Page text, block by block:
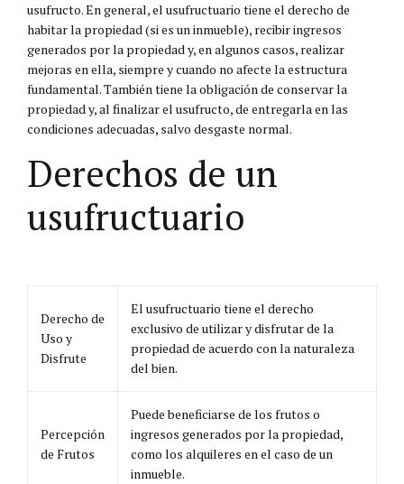
usufructo. En general, el usufructuario tiene el derecho de
habitar la propiedad (si es un inmueble), recibir ingresos
generados por la propiedad y, en algunos casos, realizar
mejoras en ella, siempre y cuando no afecte la estructura
fundamental. También tiene la obligación de conservar la
propiedad y, al finalizar el usufructo, de entregarla en las
condiciones adecuadas, salvo desgaste normal.
Derechos de un
usufructuario
Derecho de
Uso y
Disfrute
El usufructuario tiene el derecho
exclusivo de utilizar y disfrutar de la
propiedad de acuerdo con la naturaleza
del bien.
Percepción
de Frutos
Puede beneficiarse de los frutos o
ingresos generados por la propiedad,
como los alquileres en el caso de un
inmueble.